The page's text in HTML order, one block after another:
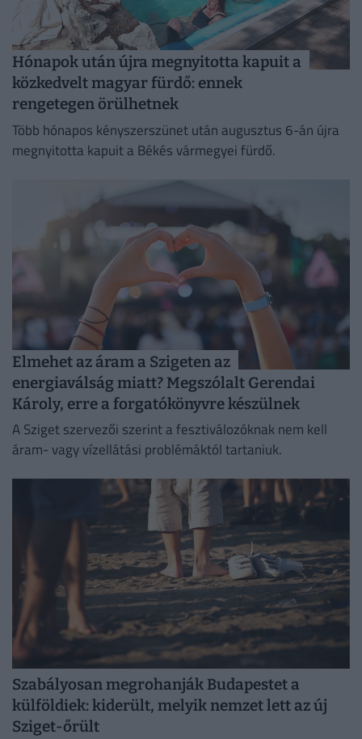
Hónapok után újra megnyitotta kapuit a
közkedvelt magyar fürdő: ennek
rengetegen örülhetnek
Több hónapos kényszerszünet után augusztus 6-án újra
megnyitotta kapuit a Békés vármegyei fürdő.
Elmehet az áram a Szigeten az
energiaválság miatt? Megszólalt Gerendai
Károly, erre a forgatókönyvre készülnek
A Sziget szervezői szerint a fesztiválozóknak nem kell
áram- vagy vízellátási problémáktól tartaniuk.
Szabályosan megrohanják Budapestet a
külföldiek: kiderült, melyik nemzet lett az új
Sziget-őrült